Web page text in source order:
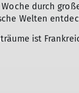
durch
Welten
ist